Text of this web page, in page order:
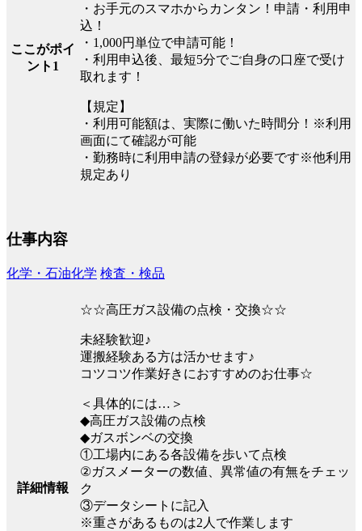
ここがポイ
ント1
・お手元のスマホからカンタン！申請・利用申
込！
・1,000円単位で申請可能！
・利用申込後、最短5分でご自身の口座で受け
取れます！
【規定】
・利用可能額は、実際に働いた時間分！※利用
画面にて確認が可能
・勤務時に利用申請の登録が必要です※他利用
規定あり
仕事内容
化学・石油化学 検査・検品
詳細情報
☆☆高圧ガス設備の点検・交換☆☆
未経験歓迎♪
運搬経験ある方は活かせます♪
コツコツ作業好きにおすすめのお仕事☆
＜具体的には…＞
◆高圧ガス設備の点検
◆ガスボンベの交換
①工場内にある各設備を歩いて点検
②ガスメーターの数値、異常値の有無をチェッ
ク
③データシートに記入
※重さがあるものは2人で作業します